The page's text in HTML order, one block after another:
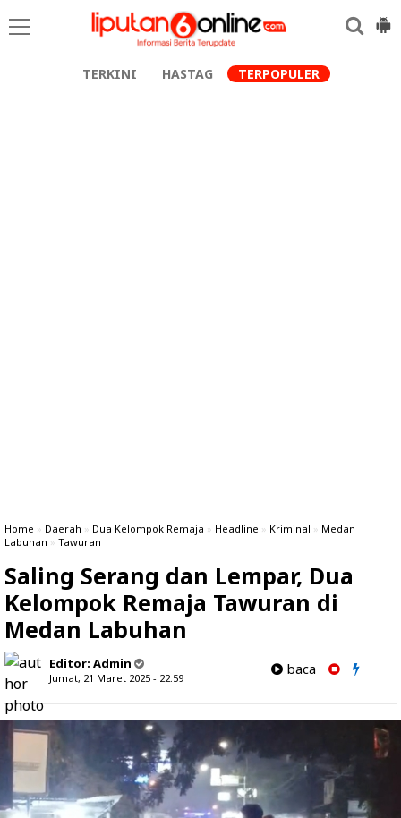
TERKINI HASTAG TERPOPULER
Home » Daerah » Dua Kelompok Remaja » Headline » Kriminal » Medan
Labuhan » Tawuran
Saling Serang dan Lempar, Dua
Kelompok Remaja Tawuran di
Medan Labuhan
Editor: Admin
Jumat, 21 Maret 2025 - 22.59
baca